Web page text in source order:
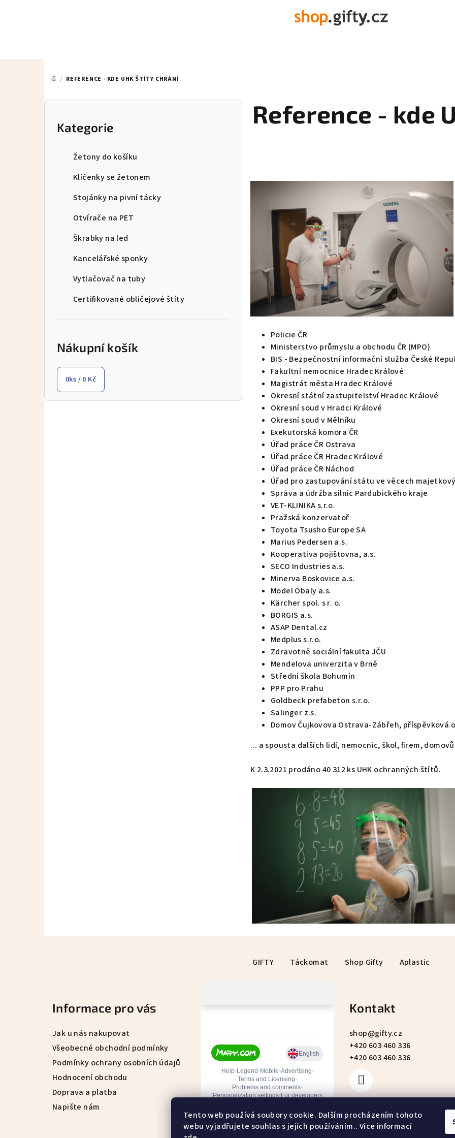
Tento web používá soubory cookie. Dalším procházením tohoto
webu vyjadřujete souhlas s jejich používáním.. Více informací
DOMŮ
/ REFERENCE - KDE UHK ŠTÍTY CHRÁNÍ
P
Přeskočit
kategorie
Kategorie
Žetony do košíku
Klíčenky se žetonem
Stojánky na pivní tácky
Otvírače na PET
Škrabky na led
Kancelářské sponky
Vytlačovač na tuby
Certifikované obličejové štíty
Nákupní košík
0ks / 0 Kč
Reference - kde
Policie ČR
Ministerstvo průmyslu a obchodu ČR (MPO)
BIS - Bezpečnostní informační služba České
Fakultní nemocnice Hradec Králové
Magistrát města Hradec Králové
Okresní státní zastupitelství Hradec Králové
Okresní soud v Hradci Králové
Okresní soud v Mělníku
Exekutorská komora ČR
Úřad práce ČR Ostrava
Úřad práce ČR Hradec Králové
Úřad práce ČR Náchod
Úřad pro zastupování státu ve věcech
Správa a údržba silnic Pardubického kraje
VET-KLINIKA s.r.o.
Pražská konzervatoř
Toyota Tsusho Europe SA
Marius Pedersen a.s.
Kooperativa pojišťovna, a.s.
SECO Industries a.s.
Minerva Boskovice a.s.
Model Obaly a.s.
Kärcher spol. s r. o.
BORGIS a.s.
ASAP Dental.cz
Medplus s.r.o.
Zdravotně sociální fakulta JČU
Mendelova univerzita v Brně
Střední škola Bohumín
PPP pro Prahu
Goldbeck prefabeton s.r.o.
Salinger z.s.
Domov Čujkovova Ostrava-Zábřeh, příspěvková
... a spousta dalších lidí, nemocnic, škol, firem,
K 2.3.2021 prodáno 40 312 ks UHK ochranných štítů.
GIFTY Táckomat Shop Gifty Aplastic
Informace pro vás
Jak u nás nakupovat
Všeobecné obchodní podmínky
Podmínky ochrany osobních údajů
Hodnocení obchodu
Doprava a platba
Napište nám
Kontakt
shop@gifty.cz
+420 603 460 336
+420 603 460 336